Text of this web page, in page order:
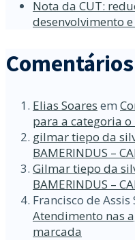
Nota da CUT:
desenvolvimento
Comentários
Elias Soares em
para a categoria
gilmar tiepo da
BAMERINDUS –
Gilmar tiepo da
BAMERINDUS –
Francisco de Assis
Atendimento nas
marcada